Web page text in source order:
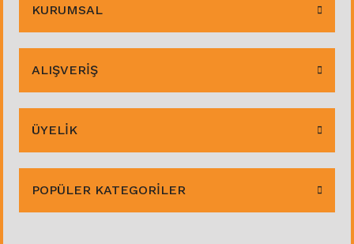
KURUMSAL
ALIŞVERİŞ
ÜYELİK
POPÜLER KATEGORİLER